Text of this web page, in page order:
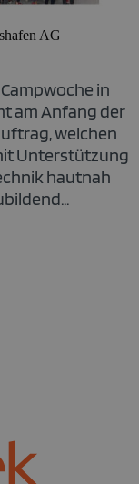
AG
Campwoche in
am Anfang der
welchen
Unterstützung
hautnah